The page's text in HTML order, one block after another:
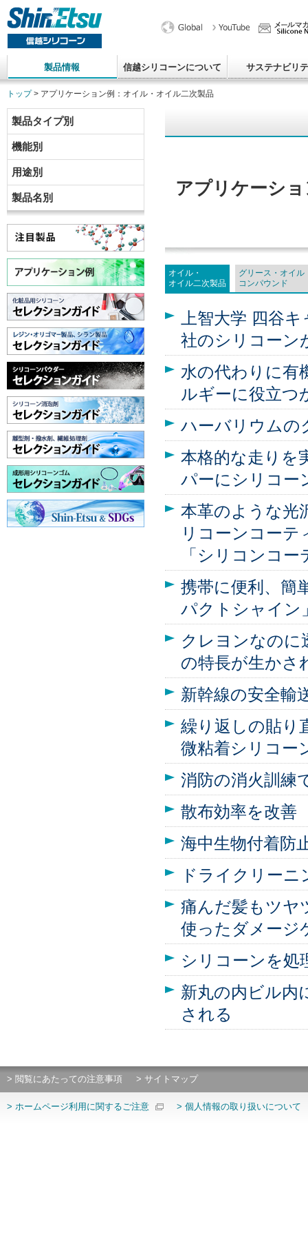
製品情報 信越シリコーンについて サステナビリ
トップ> アプリケーション例：オイル・オイル二次製品
製品タイプ別
機能別
用途別
製品名別 アプリケーシ
オイル・
オイル二次製品
グリース・オイル
コンパウンド
上智大学 四谷
社のシリコーン
水の代わりに
ルギーに役立つ
ハーバリウムの
本格的な走りを
パーにシリコー
本革のような光
リコーンコーテ
「シリコンコ
携帯に便利、簡
パクトシャイン
クレヨンなのに
の特長が生かさ
新幹線の安全輸
繰り返しの貼
微粘着シリコー
消防の消火訓練
散布効率を改善
海中生物付着防
ドライクリー
痛んだ髪もツヤ
使ったダメージ
シリコーンを処
新丸の内ビル内
される
> 閲覧にあたっての注意事項 > サイトマップ
> ホームページ利用に関するご注意 > 個人情報の取り扱いについて